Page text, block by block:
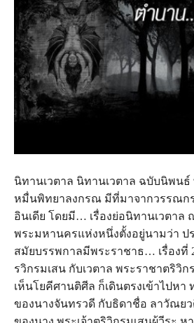
นิทานเวตาล นิทานเวตาล ฉบับนิพนธ์
หมื่นพิทยาลงกรณ มีที่มาจากวรรณก
อินเดีย โดยมี… เรื่องย่อนิทานเวตาล
พระมหานครแห่งหนึ่งตั้งอยู่นามว่า ป
สมัยบรรพกาลมีพระราชาธ… เรื่องที่
รวิกรมเสน กับเวตาล พระราชาตริวิก
เห็นโยคีศานติศีล ก็เดินตรงเข้าไปหา
ของนางจันทรวดี กับธิดาชื่อ ลาวัณยว